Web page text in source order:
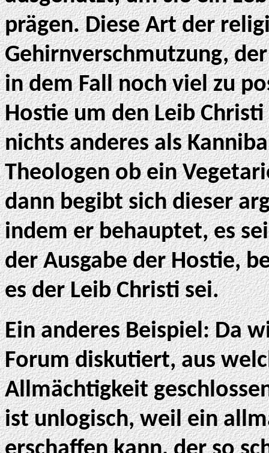
prägen. Diese Art der
Gehirnverschmutzung,
in dem Fall noch viel zu
Hostie um den Leib
nichts anderes als
Theologen ob ein
dann begibt sich dieser
indem er behauptet, es
der Ausgabe der Hostie,
es der Leib Christi sei.
Ein anderes Beispiel: Da
Forum diskutiert, aus
Allmächtigkeit
ist unlogisch, weil ein